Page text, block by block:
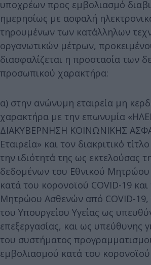
υποχρέων προς εμβολιασμό
ημερησίως με ασφαλή
τηρουμένων των κατάλληλων
οργανωτικών μέτρων,
διασφαλίζεται η προστασία των
προσωπικού χαρακτήρα:
α) στην ανώνυμη εταιρεία μη
χαρακτήρα με την επωνυμία
ΔΙΑΚΥΒΕΡΝΗΣΗ ΚΟΙΝΩΝΙΚΗΣ
Εταιρεία» και τον διακριτικό
την ιδιότητά της ως εκτελούσας
δεδομένων του Εθνικού
κατά του κορονοϊού COVID-19
Μητρώου Ασθενών από COVID-19,
του Υπουργείου Υγείας ως
επεξεργασίας, και ως υπεύθυνης
του συστήματος
εμβολιασμού κατά του κορονοϊού